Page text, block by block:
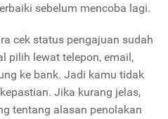
sebelum mencoba lagi.
cek status pengajuan sudah
pilih lewat telepon, email,
ke bank. Jadi kamu tidak
Jika kurang jelas,
tentang alasan penolakan